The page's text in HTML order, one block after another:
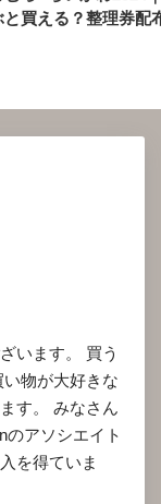
と買える？整理券配
います。 買う
物が大好きな
す。 みなさん
アソシエイト
を得ていま